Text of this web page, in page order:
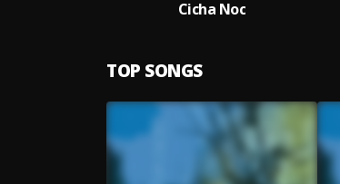
Cicha Noc
TOP SONGS